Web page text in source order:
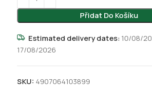
Přidat Do Košíku
Estimated delivery dates: 10/08/
17/08/2026
SKU: 4907064103899